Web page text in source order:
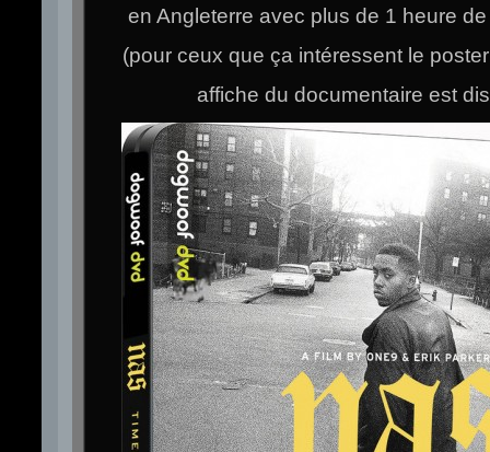
en Angleterre avec plus de 1 heure
(pour ceux que ça intéressent le
affiche du documentaire est